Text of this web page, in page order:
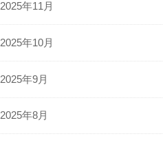
2025年11月
2025年10月
2025年9月
2025年8月